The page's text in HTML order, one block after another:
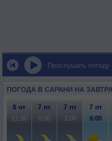
Прослушать
ПОГОДА В САРАНИ НА ЗАВТРА
6 чт 7 пт 7 пт 7 пт
21:00 0:00 3:00 6:00